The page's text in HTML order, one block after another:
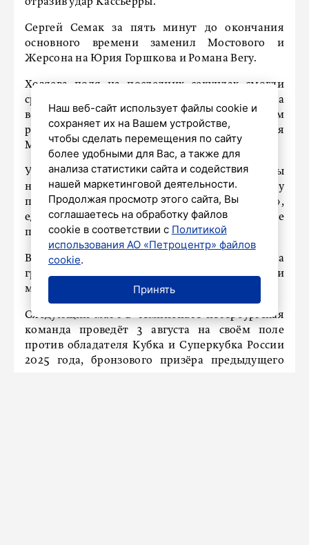
Сергей Семак за пять минут до окончания
основного времени заменил Мостового и
Жерсона на Юрия Горшкова и Романа Вегу.
Хозяева поля на последних секундах смогли
сравнять счёт. У ворот Евгения Латышонка
возникла сутолока после заброса мяча, и самым
расторопным в этой кутерьме оказался
Мирлинд Даку – 2:2.
Упустив победу, команда из Северной столицы
набрала четыре очка и вошла в группу
преследователей «Локомотива»,
единственного, кому удалось одержать две
победы на старте.
В среду, 30 июля, «Зенит» стартует на
групповом этапе «Пути РПЛ» Кубка России
матчем в Грозном с «Ахматом».
Следующий матч в чемпионате петербургская
команда проведёт 3 августа на своём поле
против обладателя Кубка и Суперкубка России
2025 года, бронзового призёра предыдущего
Наш веб-сайт использует файлы cookie и
сохраняет их на Вашем устройстве,
чтобы сделать перемещения по сайту
более удобными для Вас, а также для
анализа статистики сайта и содействия
нашей маркетинговой деятельности.
Продолжая просмотр этого сайта, Вы
соглашаетесь на обработку файлов
cookie в соответствии с Политикой
использования АО «Петроцентр» файлов
cookie.
Принять